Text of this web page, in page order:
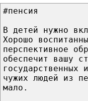
#пенсия
В детей нужно
Хорошо
перспективное
обеспечит вашу
государственных
чужих людей из
мало.